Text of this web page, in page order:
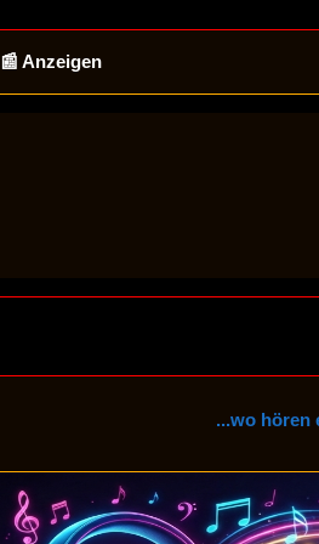
📰 Anzeigen
...wo hören endet und